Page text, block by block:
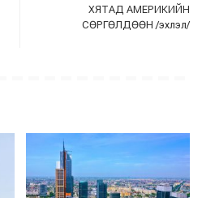
ХЯТАД АМЕРИКИЙН
СӨРГӨЛДӨӨН /эхлэл/